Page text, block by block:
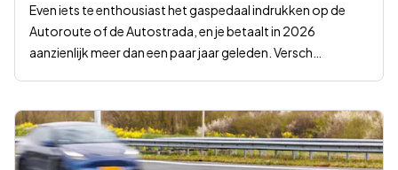
Even iets te enthousiast het gaspedaal indrukken op de
Autoroute of de Autostrada, en je betaalt in 2026
aanzienlijk meer dan een paar jaar geleden. Versch